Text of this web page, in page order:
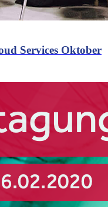
Services Oktober